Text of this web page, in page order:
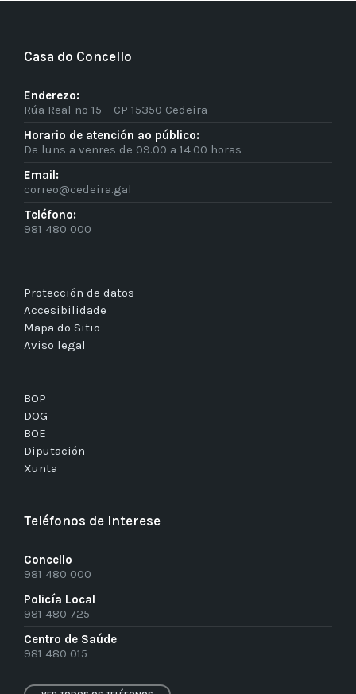
Casa do Concello
Enderezo:
Rúa Real nº 15 – CP 15350 Cedeira
Horario de atención ao público:
De luns a venres de 09.00 a 14.00 horas
Email:
correo@cedeira.gal
Teléfono:
981 480 000
Protección de datos
Accesibilidade
Mapa do Sitio
Aviso legal
BOP
DOG
BOE
Diputación
Xunta
Teléfonos de Interese
Concello
981 480 000
Policía Local
981 480 725
Centro de Saúde
981 480 015